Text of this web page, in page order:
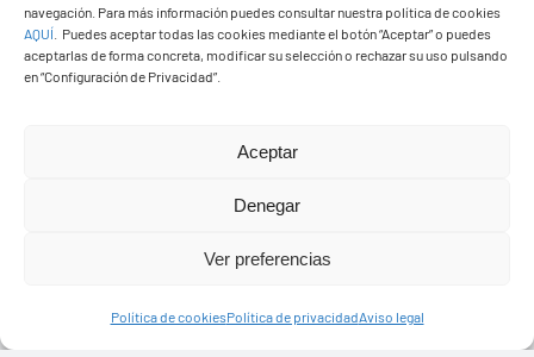
navegación. Para más información puedes consultar nuestra política de cookies
AQUÍ
Puedes aceptar todas las cookies mediante el botón “Aceptar” o puedes
aceptarlas de forma concreta, modificar su selección o rechazar su uso pulsando
en “Configuración de Privacidad”.
Aceptar
Denegar
Ver preferencias
Política de cookiesPolítica de privacidadAviso legal
35570 – Yaiza
Tel:928 83 62 20
© Copyright2026 Ayuntamiento de Yaiza - Todos los